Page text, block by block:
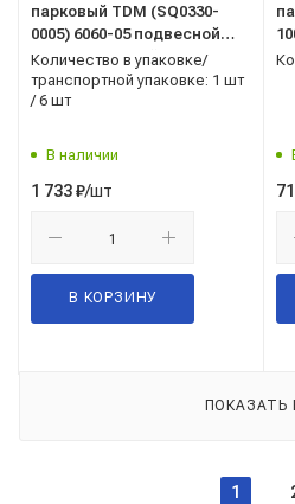
парковый TDM (SQ0330-
0005) 6060-05 подвесной
60Вт E27 черный
Количество в упаковке/
транспортной упаковке: 1 шт
/ 6 шт
В наличии
1 733₽/шт
В КОРЗИНУ
ПОКАЗАТЬ
1